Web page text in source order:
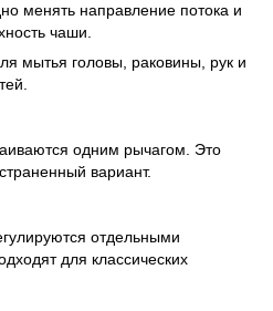
менять направление потока и
чаши.
мытья головы, раковины, рук и
одним рычагом. Это
вариант.
отдельными
для классических